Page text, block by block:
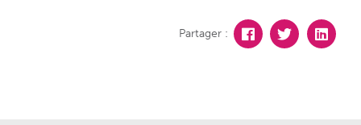
Partager :